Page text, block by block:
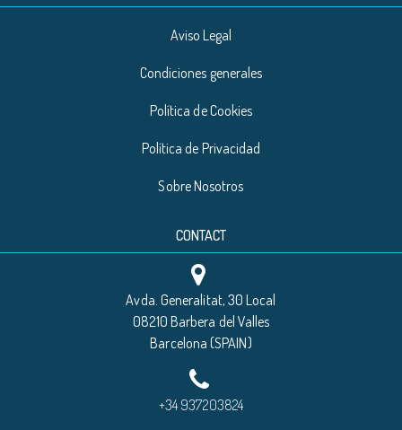
Aviso Legal
Condiciones generales
Política de Cookies
Política de Privacidad
Sobre Nosotros
CONTACT
Avda. Generalitat, 30 Local
08210 Barbera del Valles
Barcelona (SPAIN)
+34 937203824